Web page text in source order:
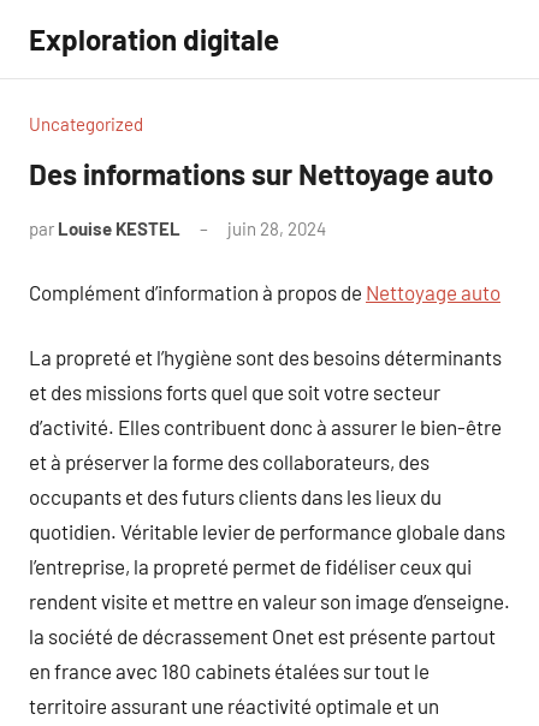
contenu
Exploration digitale
Uncategorized
Des informations sur Nettoyage auto
par Louise KESTEL juin 28, 2024
Complément d’information à propos de Nettoyage auto
La propreté et l’hygiène sont des besoins déterminants
et des missions forts quel que soit votre secteur
d’activité. Elles contribuent donc à assurer le bien-être
et à préserver la forme des collaborateurs, des
occupants et des futurs clients dans les lieux du
quotidien. Véritable levier de performance globale dans
l’entreprise, la propreté permet de fidéliser ceux qui
rendent visite et mettre en valeur son image d’enseigne.
la société de décrassement Onet est présente partout
en france avec 180 cabinets étalées sur tout le
territoire assurant une réactivité optimale et un